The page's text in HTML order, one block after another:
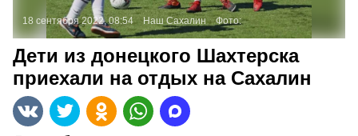
18 сентября 2022, 08:54 Наш Сахалин Фото:
Дети из донецкого Шахтерска
приехали на отдых на Сахалин